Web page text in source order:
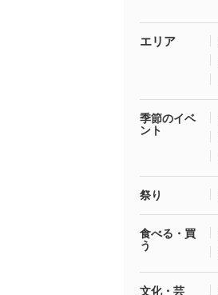
エリア
季節のイベ
ント
祭り
食べる・買
う
文化・芸